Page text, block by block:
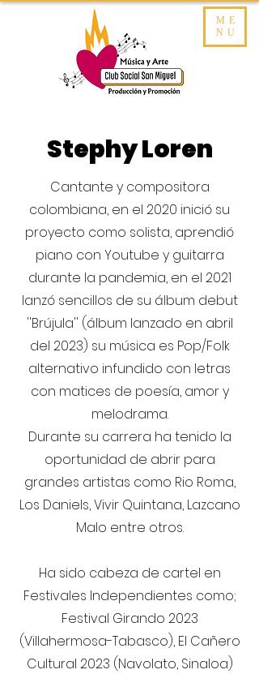
ME
NU
Stephy Loren
Cantante y compositora
colombiana, en el 2020 inició su
proyecto como solista, aprendió
piano con Youtube y guitarra
durante la pandemia, en el 2021
lanzó sencillos de su álbum debut
''Brújula'' (álbum lanzado en abril
del 2023) su música es Pop/Folk
alternativo infundido con letras
con matices de poesía, amor y
melodrama.
Durante su carrera ha tenido la
oportunidad de abrir para
grandes artistas como Rio Roma,
Los Daniels, Vivir Quintana, Lazcano
Malo entre otros.
Ha sido cabeza de cartel en
Festivales Independientes como;
Festival Girando 2023
(Villahermosa-Tabasco), El Cañero
Cultural 2023 (Navolato, Sinaloa)